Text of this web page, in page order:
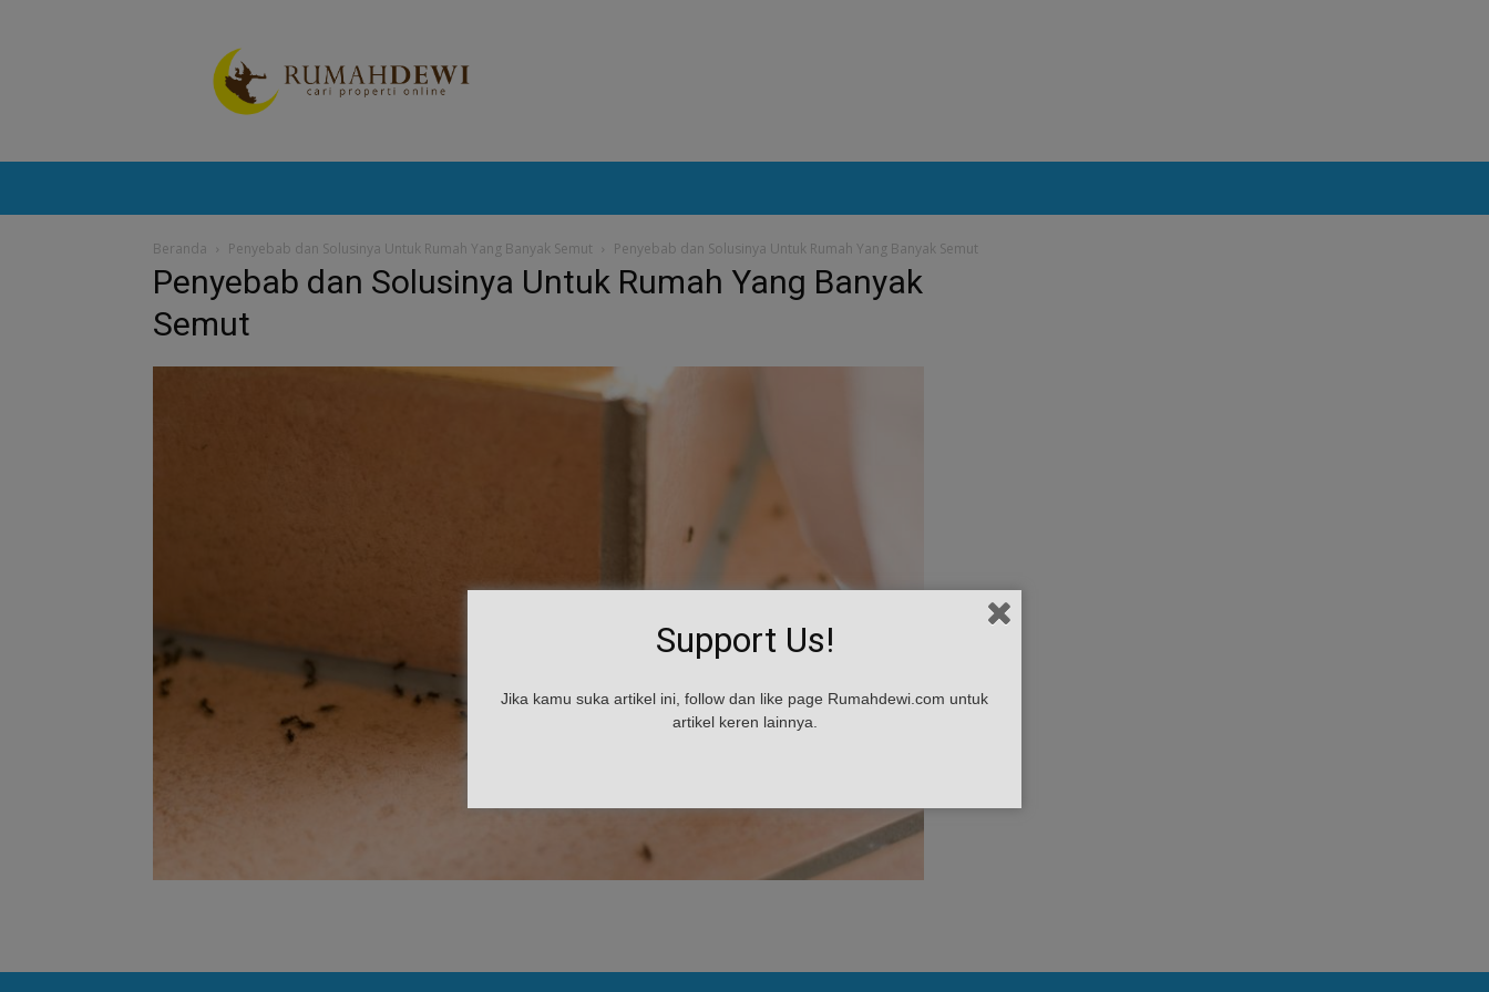
Berita
Properti
Terkini
Beranda Penyebab dan Solusinya Untuk Rumah Yang Banyak Semut Penyebab dan Solusinya Untuk Rumah Yang Banyak Semut
Penyebab dan Solusinya Untuk Rumah Yang Banyak
Semut
Support Us!
Jika kamu suka artikel ini, follow dan like page Rumahdewi.com untuk
artikel keren lainnya.